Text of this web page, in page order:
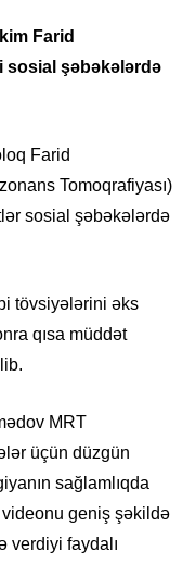
Farid
sosial şəbəkələrdə
Farid
Tomoqrafiyası)
sosial şəbəkələrdə
tövsiyələrini əks
qısa müddət
MRT
üçün düzgün
sağlamlıqda
videonu geniş şəkildə
verdiyi faydalı